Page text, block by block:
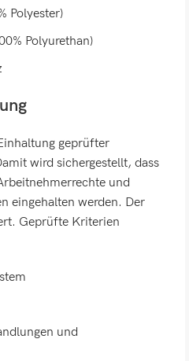
Polyester)
Polyurethan)
geprüfter
wird sichergestellt, dass
und
eingehalten werden. Der
Geprüfte Kriterien
und